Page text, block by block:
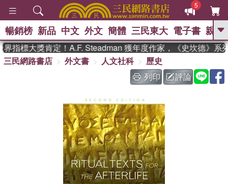
5
GO
熱搜： 東野圭吾 、
The Odyssey 、 父親節 、 如果歷
史是一群喵 、 暑期推薦 、 國際布克
登輝時代 、 數學女孩：黎曼猜想
偉大的迷走神經
暢銷榜 新品 中文 外文 簡體 三民東大 電子書 親子
指標大獎肯定！A.F. Steadman 獲年度作家，《史坎德》系列
三民網路書店
外文書 人文社科
歷史
列印
評論